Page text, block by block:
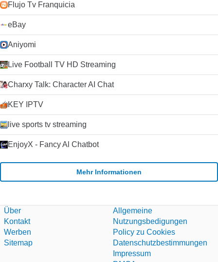
Flujo Tv Franquicia
eBay
Aniyomi
Live Football TV HD Streaming
Charxy Talk: Character AI Chat
KEY IPTV
live sports tv streaming
EnjoyX - Fancy Al Chatbot
Mehr Informationen
Über
Kontakt
Werben
Sitemap
Allgemeine
Nutzungsbedigungen
Policy zu Cookies
Datenschutzbestimmungen
Impressum